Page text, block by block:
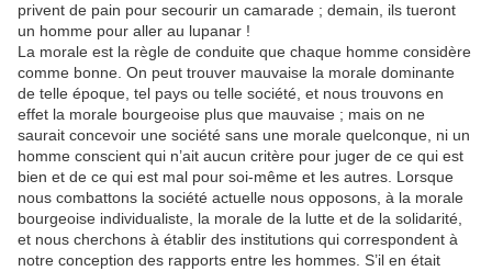
privent de pain pour secourir un camarade ; demain, ils tueront
un homme pour aller au lupanar !
La morale est la règle de conduite que chaque homme considère
comme bonne. On peut trouver mauvaise la morale dominante
de telle époque, tel pays ou telle société, et nous trouvons en
effet la morale bourgeoise plus que mauvaise ; mais on ne
saurait concevoir une société sans une morale quelconque, ni un
homme conscient qui n’ait aucun critère pour juger de ce qui est
bien et de ce qui est mal pour soi-même et les autres. Lorsque
nous combattons la société actuelle nous opposons, à la morale
bourgeoise individualiste, la morale de la lutte et de la solidarité,
et nous cherchons à établir des institutions qui correspondent à
notre conception des rapports entre les hommes. S’il en était